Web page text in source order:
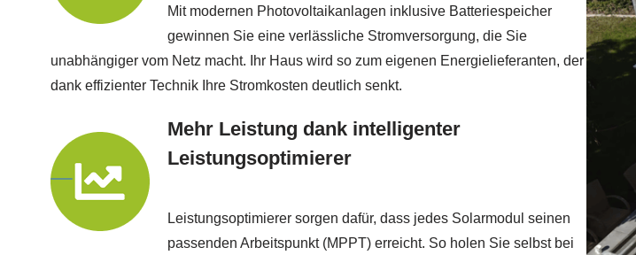
Mit modernen Photovoltaikanlagen inklusive Batteriespeicher
gewinnen Sie eine verlässliche Stromversorgung, die Sie
unabhängiger vom Netz macht. Ihr Haus wird so zum eigenen Energielieferanten, der
dank effizienter Technik Ihre Stromkosten deutlich senkt.
Mehr Leistung dank intelligenter
Leistungsoptimierer
Leistungsoptimierer sorgen dafür, dass jedes Solarmodul seinen
passenden Arbeitspunkt (MPPT) erreicht. So holen Sie selbst bei